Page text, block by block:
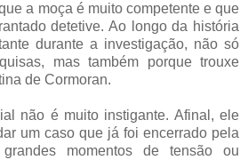
a moça é muito competente e que
detetive. Ao longo da história
durante a investigação, não só
mas também porque trouxe
de Cormoran.
não é muito instigante. Afinal, ele
um caso que já foi encerrado pela
momentos de tensão ou